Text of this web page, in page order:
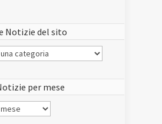
Notizie del sito
per mese